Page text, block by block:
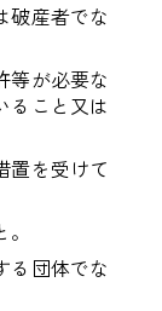
破産者でな
等が必要な
ること又は
置を受けて
る団体でな